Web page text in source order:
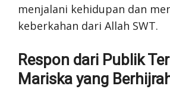
menjalani kehidupan dan
keberkahan dari Allah SWT.
Respon dari Publik
Mariska yang